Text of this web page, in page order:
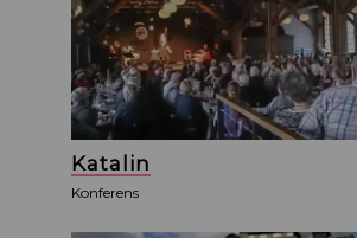
Katalin
Konferens